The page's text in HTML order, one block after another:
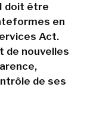
doit être
en
Act.
de nouvelles
de ses